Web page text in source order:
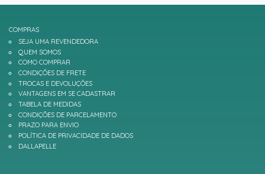
COMPRAS
SEJA UMA REVENDEDORA
QUEM SOMOS
COMO COMPRAR
CONDIÇÕES DE FRETE
TROCAS E DEVOLUÇÕES
VANTAGENS EM SE CADASTRAR
TABELA DE MEDIDAS
CONDIÇÕES DE PARCELAMENTO
PRAZO PARA ENVIO
POLÍTICA DE PRIVACIDADE DE DADOS
DALLAPELLE